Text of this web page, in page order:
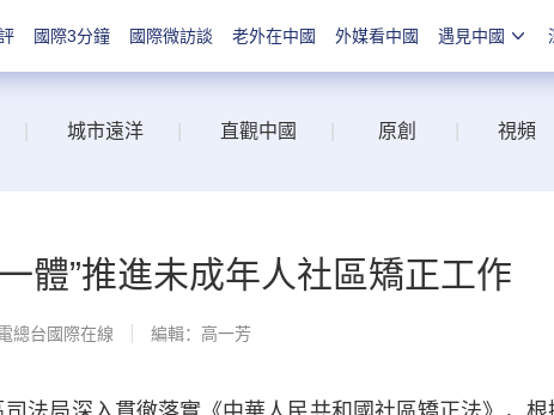
國際3分鐘 國際微訪談 老外在中國 外媒看中國 遇見中國
城市遠洋 直觀中國 原創 視頻
體”推進未成年人社區矯正工作
總台國際在線 編輯：高一芳